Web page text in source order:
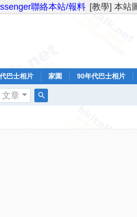
聯絡本站/報料 [教學] 本站
巴士相片 家園 90年代巴士相片
文章